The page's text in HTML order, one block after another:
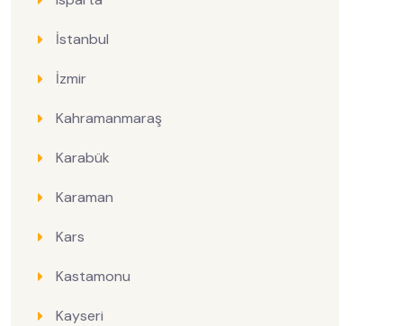
İstanbul
İzmir
Kahramanmaraş
Karabük
Karaman
Kars
Kastamonu
Kayseri